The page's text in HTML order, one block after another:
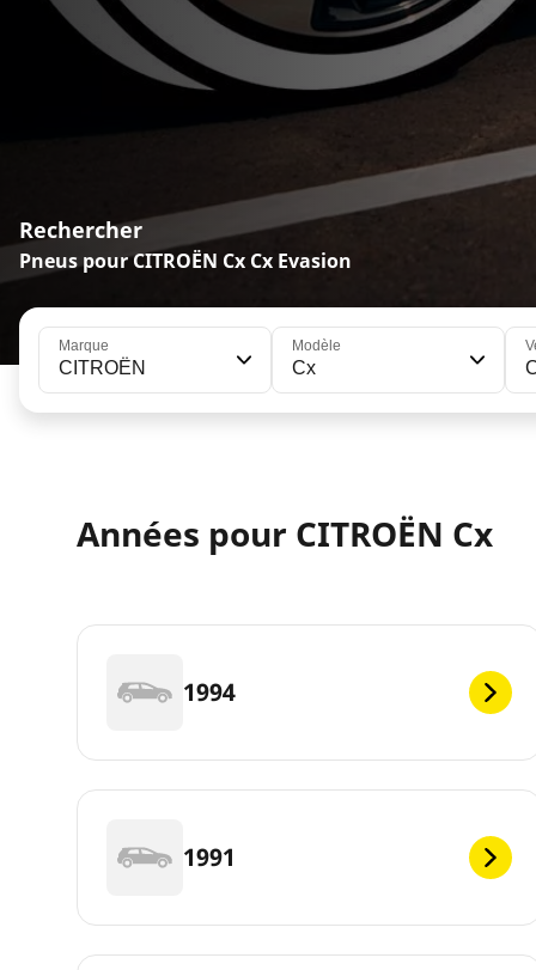
Rechercher
Pneus pour CITROËN Cx Cx Evasion
Marque
CITROËN
Modèle
Cx
Années pour CITROËN Cx
1994
1991